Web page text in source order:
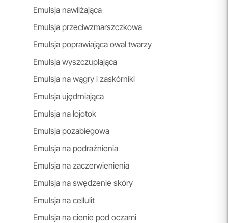
Emulsja nawilżająca
Emulsja przeciwzmarszczkowa
Emulsja poprawiająca owal twarzy
Emulsja wyszczuplająca
Emulsja na wągry i zaskórniki
Emulsja ujędrniająca
Emulsja na łojotok
Emulsja pozabiegowa
Emulsja na podrażnienia
Emulsja na zaczerwienienia
Emulsja na swędzenie skóry
Emulsja na cellulit
Emulsja na cienie pod oczami